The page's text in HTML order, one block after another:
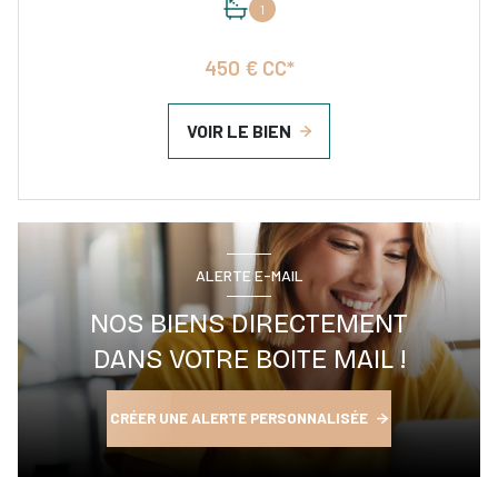
1
450 € CC*
VOIR LE BIEN
ALERTE E-MAIL
NOS BIENS DIRECTEMENT
DANS VOTRE BOITE MAIL !
CRÉER UNE ALERTE PERSONNALISÉE